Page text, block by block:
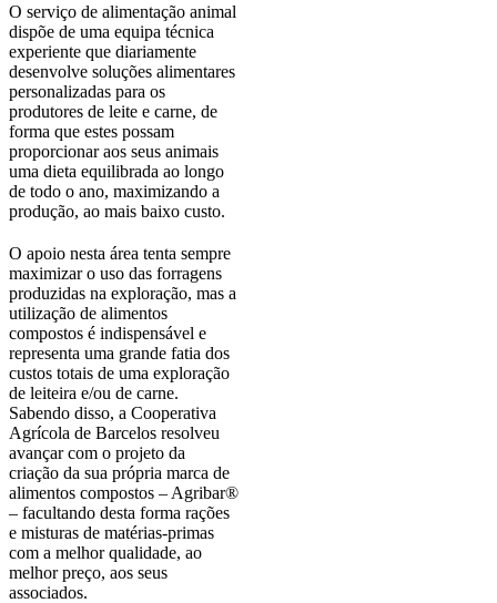
O serviço de alimentação animal
dispõe de uma equipa técnica
experiente que diariamente
desenvolve soluções alimentares
personalizadas para os
produtores de leite e carne, de
forma que estes possam
proporcionar aos seus animais
uma dieta equilibrada ao longo
de todo o ano, maximizando a
produção, ao mais baixo custo.
O apoio nesta área tenta sempre
maximizar o uso das forragens
produzidas na exploração, mas a
utilização de alimentos
compostos é indispensável e
representa uma grande fatia dos
custos totais de uma exploração
de leiteira e/ou de carne.
Sabendo disso, a Cooperativa
Agrícola de Barcelos resolveu
avançar com o projeto da
criação da sua própria marca de
alimentos compostos – Agribar®
– facultando desta forma rações
e misturas de matérias-primas
com a melhor qualidade, ao
melhor preço, aos seus
associados.